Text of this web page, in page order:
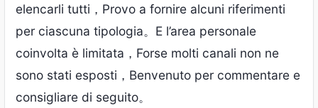
elencarli tutti，Provo a fornire alcuni riferimenti
per ciascuna tipologia。E l’area personale
coinvolta è limitata，Forse molti canali non ne
sono stati esposti，Benvenuto per commentare e
consigliare di seguito。